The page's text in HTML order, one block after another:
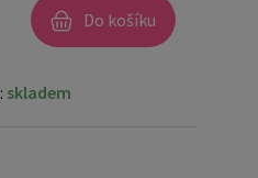
Do košíku
skladem